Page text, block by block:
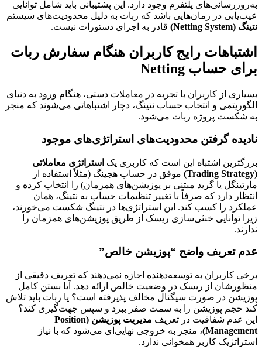
به‌روزرسانی‌های پلتفرم وجود دارد. این پشتیبانی باید شامل توانایی
عیب‌یابی در زمان‌هایی باشد که ربات به دلیل محدودیت‌های سیستم
نتینگ (Netting System)
قادر به اجرای دستورات نیست.
اشتباهات رایج کاربران هنگام سفارش ربات
برای حساب Netting
بسیاری از کاربران با تجربه در معاملات دستی، هنگام ورود به دنیای
الگوریتمی و انتخاب حساب نتینگ، دچار اشتباهاتی می‌شوند که منجر
به شکست پروژه ربات می‌شود.
نادیده گرفتن محدودیت‌های استراتژی‌های موجود
بزرگترین اشتباه این است که کاربری یک استراتژی معاملاتی
(Trading Strategy)
موفق در حساب هجینگ (مثلاً استفاده از
مارتینگل یا گرید مبتنی بر پوزیشن‌های همزمان) را انتخاب کرده و
انتظار دارد که صرفاً با تغییر تنظیمات حساب به نتینگ، همان
عملکرد را کسب کند. این استراتژی‌ها در نتینگ شکست می‌خورند،
زیرا توانایی خنثی‌سازی ریسک از طریق پوزیشن‌های همزمان را
ندارند.
عدم تعریف واضح “پوزیشن خالص”
برخی کاربران به توسعه‌دهنده اجازه نمی‌دهند که تعریف دقیقی از
منظورشان از ریسک در وضعیت خالص ارائه دهد. آیا بستن کامل
پوزیشن در صورت سیگنال مخالف پذیرفته است؟ یا ربات باید تلاش
کند حجم پوزیشن را به سمت صفر ببرد و سپس جهت‌گیری کند؟
این عدم شفافیت در تعریف
مدیریت پوزیشن (Position
Management) ، منجر به خروجی نهایی‌ای می‌شود که با نیاز
استراتژیک کاربر همخوانی ندارد.